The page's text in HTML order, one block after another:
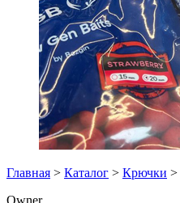
Главная > Каталог > Крючки >
Owner